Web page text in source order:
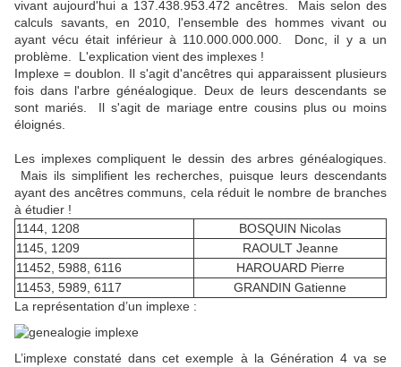
vivant aujourd'hui a 137.438.953.472 ancêtres. Mais selon des
calculs savants, en 2010, l'ensemble des hommes vivant ou
ayant vécu était inférieur à 110.000.000.000. Donc, il y a un
problème. L'explication vient des implexes !
Implexe = doublon. Il s'agit d'ancêtres qui apparaissent plusieurs
fois dans l'arbre généalogique. Deux de leurs descendants se
sont mariés. Il s'agit de mariage entre cousins plus ou moins
éloignés.
Les implexes compliquent le dessin des arbres généalogiques.
Mais ils simplifient les recherches, puisque leurs descendants
ayant des ancêtres communs, cela réduit le nombre de branches
à étudier !
1144, 1208
BOSQUIN Nicolas
1145, 1209
RAOULT Jeanne
11452, 5988, 6116
HAROUARD Pierre
11453, 5989, 6117
GRANDIN Gatienne
La représentation d’un implexe :
L’implexe constaté dans cet exemple à la Génération 4 va se